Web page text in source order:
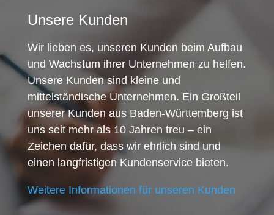
Unsere Kunden
Wir lieben es, unseren Kunden beim Aufbau
und Wachstum ihrer Unternehmen zu helfen.
Unsere Kunden sind kleine und
mittelständische Unternehmen. Ein Großteil
unserer Kunden aus Baden-Württemberg ist
uns seit mehr als 10 Jahren treu – ein
Zeichen dafür, dass wir ehrlich sind und
einen langfristigen Kundenservice bieten.
Weitere Informationen für unseren Kunden